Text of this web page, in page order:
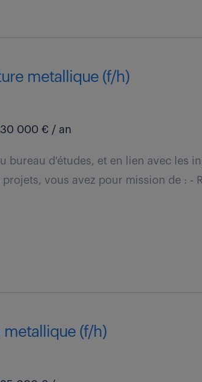
metallique (f/h)
30 000 € / an
bureau d'études, et en lien avec les
vous avez pour mission de : -
(f/h)